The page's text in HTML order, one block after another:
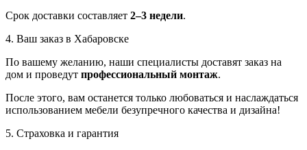
Срок доставки составляет 2–3 недели.
4. Ваш заказ в Хабаровске
По вашему желанию, наши специалисты доставят заказ на
дом и проведут профессиональный монтаж.
После этого, вам останется только любоваться и наслаждаться
использованием мебели безупречного качества и дизайна!
5. Страховка и гарантия